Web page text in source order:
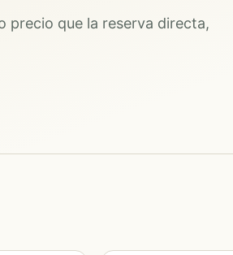
precio que la reserva directa,